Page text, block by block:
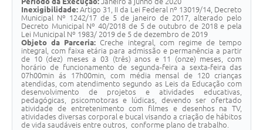
Inexigibilidade: Artigo 31, II da Lei Federal nº 13019/14, Decreto
Municipal Nº 1242/17 de 5 de janeiro de 2017, alterado pelo
Decreto Municipal Nº 40/2018 de 5 de outubro de 2018 e pela
Lei Municipal Nº 1983/ 2019 de 5 de dezembro de 2019
Objeto da Parceria:Creche integral, com regime de tempo
integral, com faixa etária para admissão e permanência a partir
de 10 (dez) meses a 03 (três) anos e 11 (onze) meses, com
horário de funcionamento de segunda-feira a sexta-feira das
07h00min ás 17h00min, com média mensal de 120 crianças
atendidas, com atendimento segundo as Leis da Educação com
desenvolvimento de projetos e atividades educativas,
pedagógicas, psicomotoras e lúdicas, devendo ser ofertado
atividade de entretenimento com filmes e desenhos na TV,
atividades diversas corporal e bucal visando a criação de hábitos
de vida saudáveis entre outros, conforme plano de trabalho.